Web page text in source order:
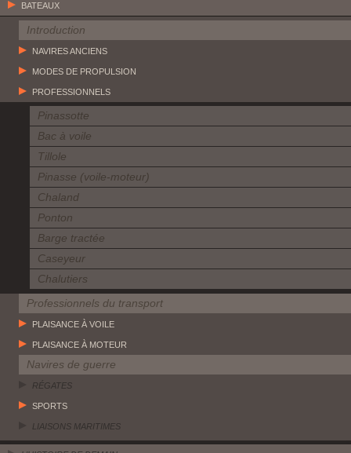
BATEAUX
Introduction
NAVIRES ANCIENS
MODES DE PROPULSION
PROFESSIONNELS
Pinassotte
Bac à voile
Tillole
Pinasse (voile-moteur)
Chaland
Ponton
Barge tractée
Caseyeur
Chalutiers
Professionnels du transport
PLAISANCE À VOILE
PLAISANCE À MOTEUR
Navires de guerre
RÉGATES
SPORTS
LIAISONS MARITIMES